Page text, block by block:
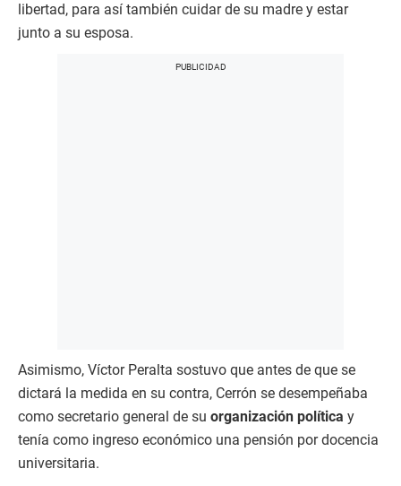
libertad, para así también cuidar de su madre y estar
junto a su esposa.
Asimismo, Víctor Peralta sostuvo que antes de que se
dictará la medida en su contra, Cerrón se desempeñaba
como secretario general de su organización política y
tenía como ingreso económico una pensión por docencia
universitaria.